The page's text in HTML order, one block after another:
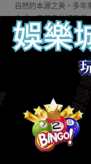
自然的本源之美，多年
方式。它們家的細雪霜
土，還是國內都有不少
家純素發酵成分AGA-
竿見影的功效。除此
紅、提亮膚色，對抗
的名字一樣，細膩如
深入直達肌底。推薦
國際勞動節講了這么
多CleanBeauty的出
對社會責任的體現。
費者們傳遞一個可持
生活足跡和碳足跡。